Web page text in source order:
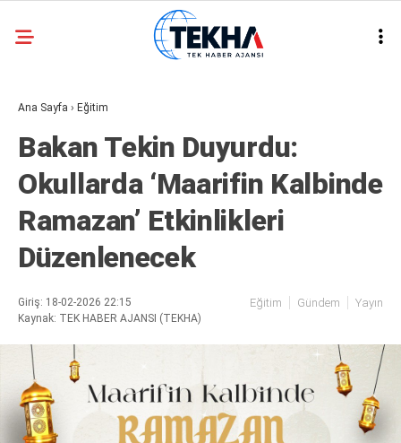
22.3
ASAYIŞ
GÜNDEM
GENEL
EKONOMI
SIYASET
DÜNYA
METEOROLOJI
SPOR
Ana Sayfa › Eğitim
Bakan Tekin Duyurdu:
Okullarda ‘Maarifin Kalbinde
Ramazan’ Etkinlikleri
Düzenlenecek
Giriş: 18-02-2026 22:15
Kaynak: TEK HABER AJANSI (TEKHA)
Eğitim Gündem Yayın